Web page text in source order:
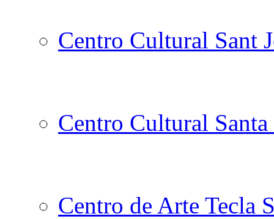
Centro Cultural Sant
Centro Cultural
Centro de Arte Tecla